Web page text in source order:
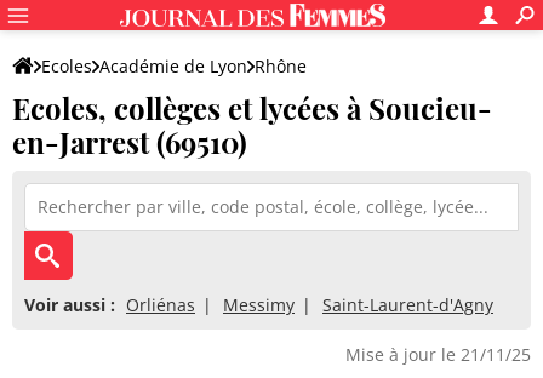
Ecoles Académie de Lyon Rhône
Ecoles, collèges et lycées à Soucieu-
en-Jarrest (69510)
Voir aussi : Orliénas Messimy Saint-Laurent-d'Agny
Mise à jour le 21/11/25